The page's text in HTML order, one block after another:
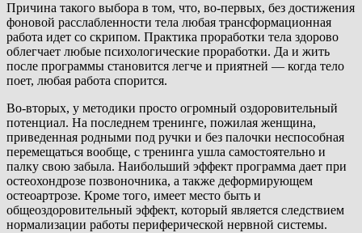
Причина такого выбора в том, что, во-первых, без достижения
фоновой расслабленности тела любая трансформационная
работа идет со скрипом. Практика проработки тела здорово
облегчает любые психологические проработки. Да и жить
после программы становится легче и приятней — когда тело
поет, любая работа спорится.
Во-вторых, у методики просто огромный оздоровительный
потенциал. На последнем тренинге, пожилая женщина,
приведенная родными под ручки и без палочки неспособная
перемещаться вообще, с тренинга ушла самостоятельно и
палку свою забыла. Наибольший эффект программа дает при
остеохондрозе позвоночника, а также деформирующем
остеоартрозе. Кроме того, имеет место быть и
общеоздоровительный эффект, который является следствием
нормализации работы периферической нервной системы.